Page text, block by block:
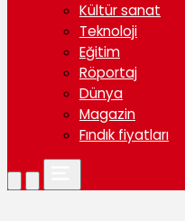
Kültür sanat
Teknoloji
Eğitim
Röportaj
Dünya
Magazin
Fındık fiyatları